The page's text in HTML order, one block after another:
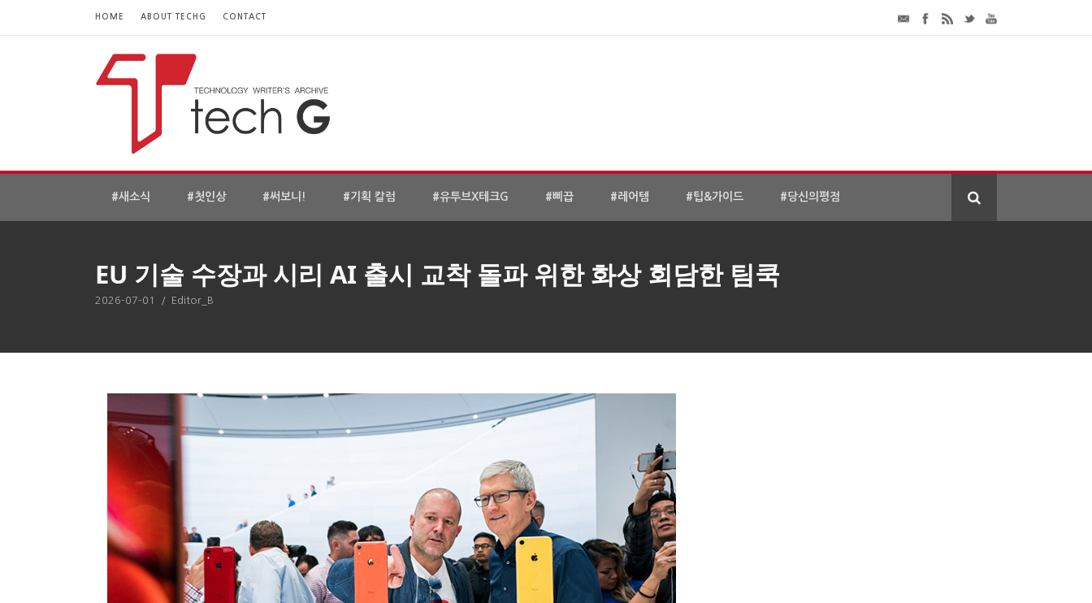
HOME ABOUT TECHG CONTACT
#새소식 #첫인상 #써보니! #기획 칼럼 #유투브X테크G #삐끕 #레어템 #팁&가이드 #당신의평점
EU 기술 수장과 시리 AI 출시 교착 돌파 위한 화상 회담한 팀쿡
2026-07-01 / Editor_B